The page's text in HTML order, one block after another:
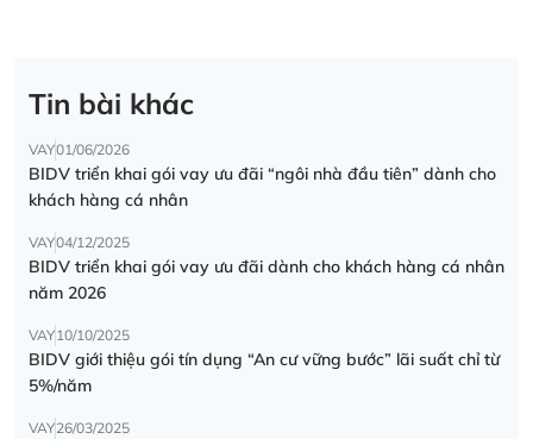
Tin bài khác
VAY01/06/2026
BIDV triển khai gói vay ưu đãi “ngôi nhà đầu tiên” dành cho
khách hàng cá nhân
VAY04/12/2025
BIDV triển khai gói vay ưu đãi dành cho khách hàng cá nhân
năm 2026
VAY10/10/2025
BIDV giới thiệu gói tín dụng “An cư vững bước” lãi suất chỉ từ
5%/năm
VAY26/03/2025